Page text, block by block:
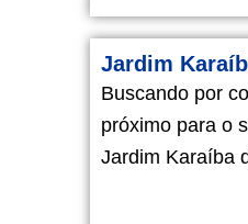
Jardim
Buscando por
próximo para o
Jardim Karaíba